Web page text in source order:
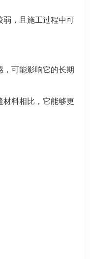
弱，且施工过程中可
可能影响它的长期
材料相比，它能够更